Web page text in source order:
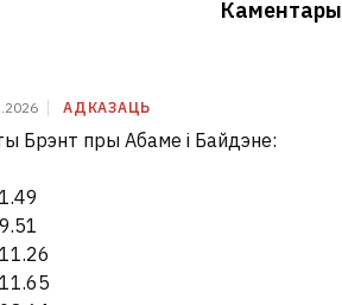
Каментары
АДКАЗАЦЬ
Брэнт пры Абаме і Байдэне: